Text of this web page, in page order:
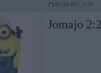
03. Oct 2017, 21:57
Jomajo